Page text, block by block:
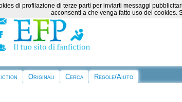
Originali Cerca Regole/Aiuto
di profilazione di terze parti per inviarti messaggi
acconsenti a che venga fatto uso dei cookies.